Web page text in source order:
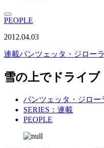
PEOPLE
2012.04.03
連載パンツェッタ・ジロー
雪の上でドライブ
パンツェッタ・ジロ
SERIES：連載
PEOPLE